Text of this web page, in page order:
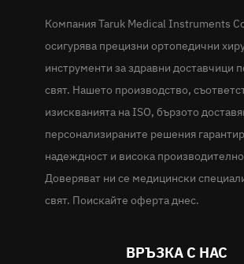
Компания Taruk Medical Instruments
осигурява прецизни ортопедични
инструменти за здравни доставчици
свят. Нашето производство,
изискванията на ISO, бързото
персонализираните решения
надеждност и висока
Доверяват ни се медицински
свят. Поискайте оферта днес.
ВРЪЗКА С НАС